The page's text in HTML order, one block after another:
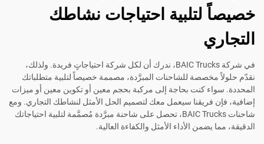
خصيصاً لتلبية احتياجات نشاطك
التجاري
في شركة BAIC Trucks، ندرك أن لكل شركة احتياجاتٍ فريدة. ولذلك،
نقدّم حلولاً مخصصة للشاحنات المبرَّدة، مصممة خصيصاً لتلبية متطلباتك
المحددة. سواء كنت بحاجة إلى مركبة بحجم معين أو تكوين معين أو ميزات
إضافية، فإن فريقنا سيعمل معك لتصميم الحل الأمثل لنشاطك التجاري. ومع
شاحنات BAIC Trucks، تحصل على شاحنة مبرَّدة مُصمَّمة لتلبية احتياجاتك
الدقيقة، مما يضمن الأداء الأمثل والكفاءة العالية.